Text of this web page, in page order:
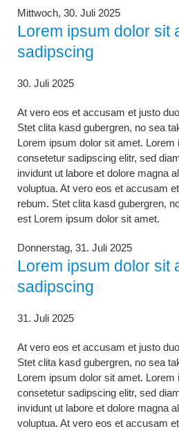
Mittwoch, 30. Juli 2025
Lorem ipsum dolor sit
sadipscing
30. Juli 2025
At vero eos et accusam et justo
Stet clita kasd gubergren, no sea
Lorem ipsum dolor sit amet. Lorem
consetetur sadipscing elitr, sed
invidunt ut labore et dolore magna
voluptua. At vero eos et accusam
rebum. Stet clita kasd gubergren,
est Lorem ipsum dolor sit amet.
Donnerstag, 31. Juli 2025
Lorem ipsum dolor sit
sadipscing
31. Juli 2025
At vero eos et accusam et justo
Stet clita kasd gubergren, no sea
Lorem ipsum dolor sit amet. Lorem
consetetur sadipscing elitr, sed
invidunt ut labore et dolore magna
voluptua. At vero eos et accusam